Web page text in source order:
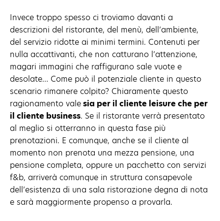
Invece troppo spesso ci troviamo davanti a
descrizioni del ristorante, del menù, dell’ambiente,
del servizio ridotte ai minimi termini. Contenuti per
nulla accattivanti, che non catturano l’attenzione,
magari immagini che raffigurano sale vuote e
desolate… Come può il potenziale cliente in questo
scenario rimanere colpito? Chiaramente questo
ragionamento valesia per il cliente leisure che per
il cliente business. Se il ristorante verrà presentato
al meglio si otterranno in questa fase più
prenotazioni. E comunque, anche se il cliente al
momento non prenota una mezza pensione, una
pensione completa, oppure un pacchetto con servizi
f&b, arriverà comunque in struttura consapevole
dell’esistenza di una sala ristorazione degna di nota
e sarà maggiormente propenso a provarla.